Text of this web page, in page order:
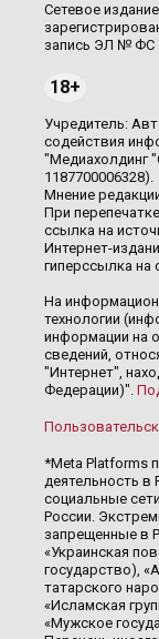
Сетевое
запись ЭЛ № ФС
18+
Учредитель:
содействия
"Медиахолдинг
1187700006328).
Мнение
При
ссылка на
Интернет-
гиперссылка на
На
технологии
информации на
сведений,
"Интернет",
Федерации)".
*Meta Platforms
деятельность в
социальные
России.
запрещенные в
«Украинская
государство),
татарского
«Исламская
«Мужское